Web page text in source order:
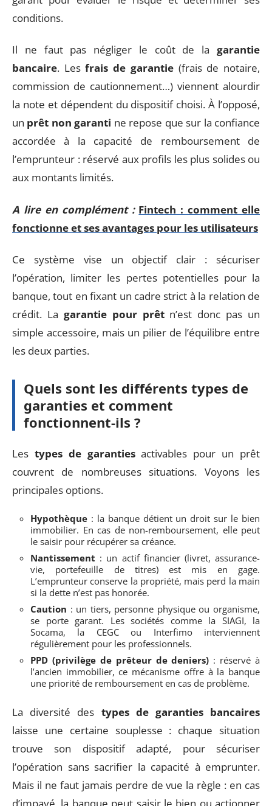
conditions.
Il ne faut pas négliger le coût de la garantie
bancaire. Lesfrais de garantie(frais de notaire,
commission de cautionnement…) viennent alourdir
la note et dépendent du dispositif choisi. À l’opposé,
un prêt non garanti ne repose que sur la confiance
accordée à la capacité de remboursement de
l’emprunteur : réservé aux profils les plus solides ou
aux montants limités.
A lire en complément : Fintech : comment elle
fonctionne et ses avantages pour les utilisateurs
Ce système vise un objectif clair : sécuriser
l’opération, limiter les pertes potentielles pour la
banque, tout en fixant un cadre strict à la relation de
crédit. La garantie pour prêtn’est donc pas un
simple accessoire, mais un pilier de l’équilibre entre
les deux parties.
Quels sont les différents types de
garanties et comment
fonctionnent-ils ?
Les types de garantiesactivables pour un prêt
couvrent de nombreuses situations. Voyons les
principales options.
Hypothèque : la banque détient un droit sur le bien
immobilier. En cas de non-remboursement, elle peut
le saisir pour récupérer sa créance.
Nantissement : un actif financier (livret, assurance-
vie, portefeuille de titres) est mis en gage.
L’emprunteur conserve la propriété, mais perd la main
si la dette n’est pas honorée.
Caution : un tiers, personne physique ou organisme,
se porte garant. Les sociétés comme la SIAGI, la
Socama, la CEGC ou Interfimo interviennent
régulièrement pour les professionnels.
PPD (privilège de prêteur de deniers) : réservé à
l’ancien immobilier, ce mécanisme offre à la banque
une priorité de remboursement en cas de problème.
La diversité des types de garanties bancaires
laisse une certaine souplesse : chaque situation
trouve son dispositif adapté, pour sécuriser
l’opération sans sacrifier la capacité à emprunter.
Mais il ne faut jamais perdre de vue la règle : en cas
d’impayé, la banque peut saisir le bien ou actionner